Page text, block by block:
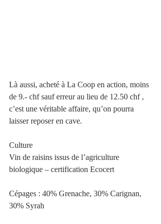
Là aussi, acheté à La Coop en action, moins
de 9.- chf sauf erreur au lieu de 12.50 chf ,
c’est une véritable affaire, qu’on pourra
laisser reposer en cave.
Culture
Vin de raisins issus de l’agriculture
biologique – certification Ecocert
Cépages : 40% Grenache, 30% Carignan,
30% Syrah